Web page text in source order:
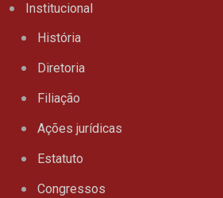
Institucional
História
Diretoria
Filiação
Ações jurídicas
Estatuto
Congressos